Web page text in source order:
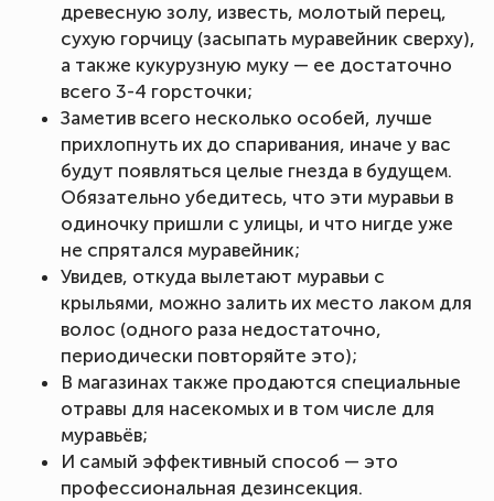
древесную золу, известь, молотый перец,
сухую горчицу (засыпать муравейник сверху),
а также кукурузную муку — ее достаточно
всего 3-4 горсточки;
Заметив всего несколько особей, лучше
прихлопнуть их до спаривания, иначе у вас
будут появляться целые гнезда в будущем.
Обязательно убедитесь, что эти муравьи в
одиночку пришли с улицы, и что нигде уже
не спрятался муравейник;
Увидев, откуда вылетают муравьи с
крыльями, можно залить их место лаком для
волос (одного раза недостаточно,
периодически повторяйте это);
В магазинах также продаются специальные
отравы для насекомых и в том числе для
муравьёв;
И самый эффективный способ — это
профессиональная дезинсекция.